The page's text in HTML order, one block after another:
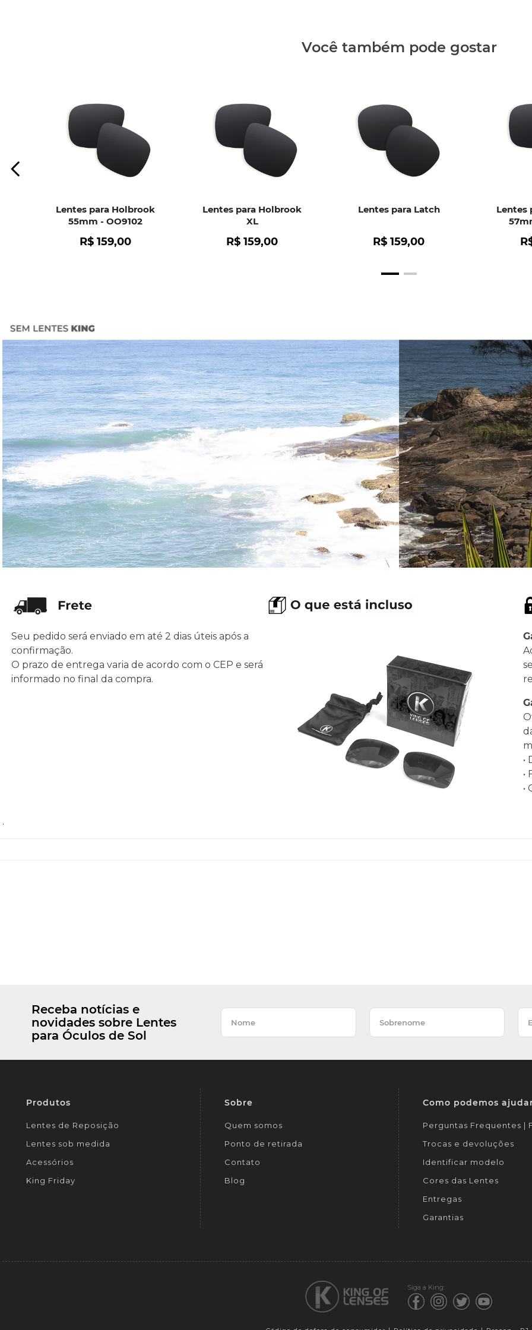
Você também pode gostar
Lentes para Holbrook
55mm - OO9102
R$ 159,00
Lentes para Holbrook
XL
R$ 159,00
Lentes para Latch
R$ 159,00
Lentes
Seu pedido será enviado em até 2 dias úteis após a
confirmação.
O prazo de entrega varia de acordo com o CEP e será
informado no final da compra.
•
•
•
.
Receba notícias e
novidades sobre Lentes
para Óculos de Sol
Produtos
Lentes de Reposição
Lentes sob medida
Acessórios
King Friday
Sobre
Quem somos
Ponto de retirada
Contato
Blog
Como podemos
Perguntas Frequentes |
Trocas e devoluções
Identificar modelo
Cores das Lentes
Entregas
Garantias
Siga a King: